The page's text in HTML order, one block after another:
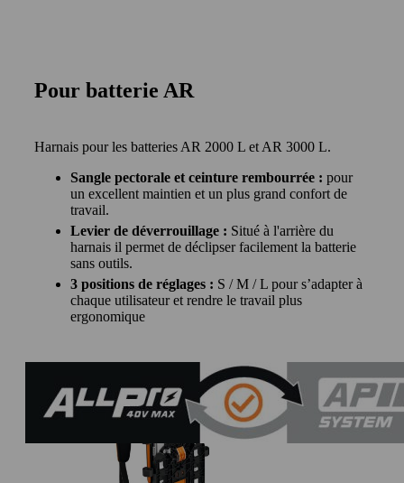
Pour batterie AR
Harnais pour les batteries AR 2000 L et AR 3000 L.
Sangle pectorale et ceinture rembourrée : pour
un excellent maintien et un plus grand confort de
travail.
Levier de déverrouillage : Situé à l'arrière du
harnais il permet de déclipser facilement la batterie
sans outils.
3 positions de réglages : S / M / L pour s’adapter à
chaque utilisateur et rendre le travail plus
ergonomique